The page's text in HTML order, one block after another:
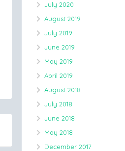
July 2020
August 2019
July 2019
June 2019
May 2019
April 2019
August 2018
July 2018
June 2018
May 2018
December 2017